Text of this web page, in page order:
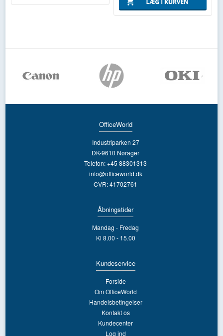
OfficeWorld
Industriparken 27
DK-9610 Nørager
Telefon: +45 88301313
info@officeworld.dk
CVR: 41702761
Åbningstider
Mandag - Fredag
Kl 8.00 - 15.00
Kundeservice
Forside
Om OfficeWorld
Handelsbetingelser
Kontakt os
Kundecenter
Log ind